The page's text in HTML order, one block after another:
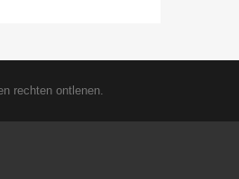
rechten ontlenen.